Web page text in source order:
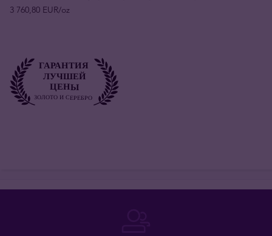
3 760,80 EUR/oz